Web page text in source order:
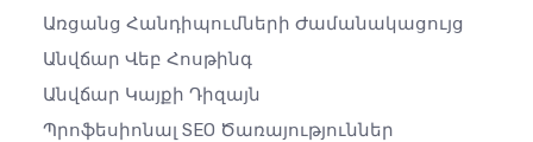
Առցանց Հանդիպումների Ժամանակացույց
Անվճար Վեբ Հոսթինգ
Անվճար Կայքի Դիզայն
Պրոֆեսիոնալ SEO Ծառայություններ